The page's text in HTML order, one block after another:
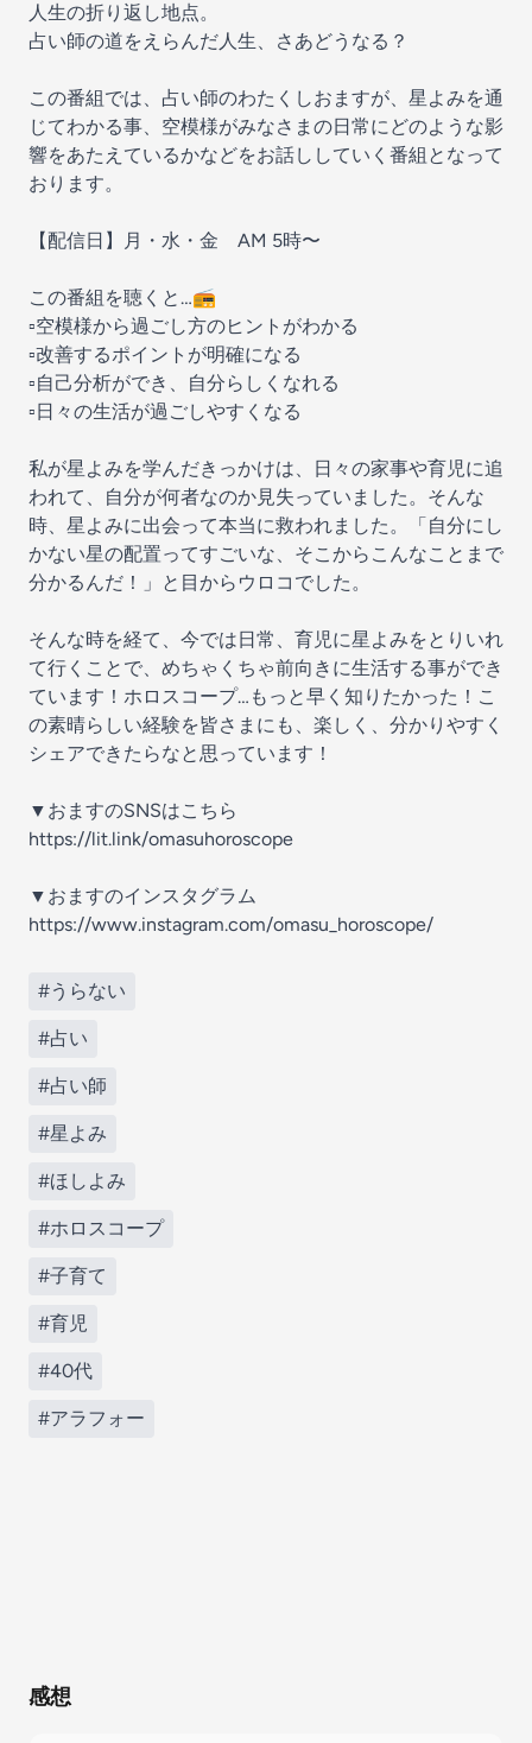
人生の折り返し地点。
占い師の道をえらんだ人生、さあどうなる？
この番組では、占い師のわたくしおますが、星よみを通
じてわかる事、空模様がみなさまの日常にどのような影
響をあたえているかなどをお話ししていく番組となって
おります。
【配信日】月・水・金 AM 5時〜
この番組を聴くと…📻
▫️空模様から過ごし方のヒントがわかる
▫️改善するポイントが明確になる
▫️自己分析ができ、自分らしくなれる
▫️日々の生活が過ごしやすくなる
私が星よみを学んだきっかけは、日々の家事や育児に追
われて、自分が何者なのか見失っていました。そんな
時、星よみに出会って本当に救われました。「自分にし
かない星の配置ってすごいな、そこからこんなことまで
分かるんだ！」と目からウロコでした。
そんな時を経て、今では日常、育児に星よみをとりいれ
て行くことで、めちゃくちゃ前向きに生活する事ができ
ています！ホロスコープ…もっと早く知りたかった！こ
の素晴らしい経験を皆さまにも、楽しく、分かりやすく
シェアできたらなと思っています！
▼おますのSNSはこちら
https://lit.link/omasuhoroscope
▼おますのインスタグラム
https://www.instagram.com/omasu_horoscope/
#うらない
#占い
#占い師
#星よみ
#ほしよみ
#ホロスコープ
#子育て
#育児
#40代
#アラフォー
感想